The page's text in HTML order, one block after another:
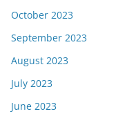
October 2023
September 2023
August 2023
July 2023
June 2023